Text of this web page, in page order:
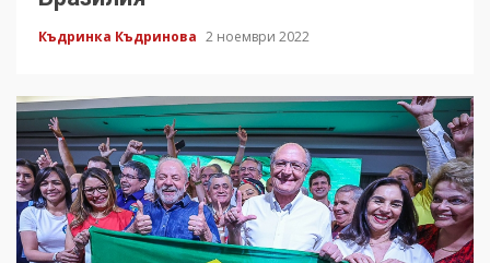
Къдринка Къдринова 2 ноември 2022